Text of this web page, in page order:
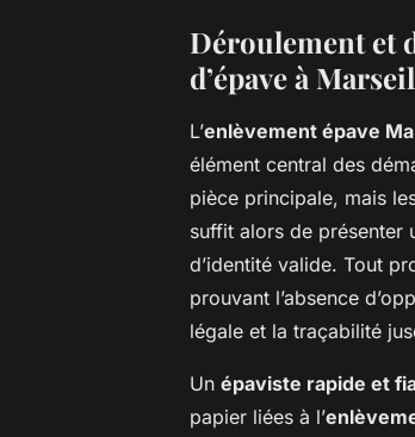
Déroulement et
d’épave à
L’enlèvement épave
élément central des
pièce principale, mais
suffit alors de présenter
d’identité valide. Tout
prouvant l’absence
légale et la traçabilité
Un épaviste rapide et
papier liées à l’